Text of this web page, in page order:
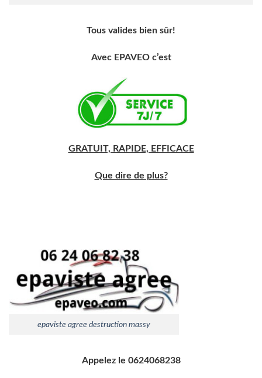
Tous valides bien sûr!
Avec EPAVEO c’est
GRATUIT, RAPIDE, EFFICACE
Que dire de plus?
epaviste agree destruction massy
Appelez le 0624068238